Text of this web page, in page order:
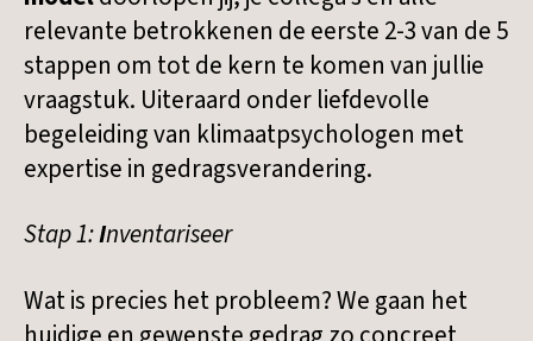
relevante betrokkenen de eerste 2-3 van de 5
stappen om tot de kern te komen van jullie
vraagstuk. Uiteraard onder liefdevolle
begeleiding van klimaatpsychologen met
expertise in gedragsverandering.
Stap 1:Inventariseer
Wat is precies het probleem? We gaan het